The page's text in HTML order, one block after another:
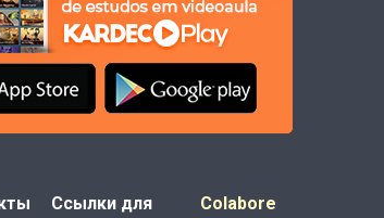
Ссылки для Colabore